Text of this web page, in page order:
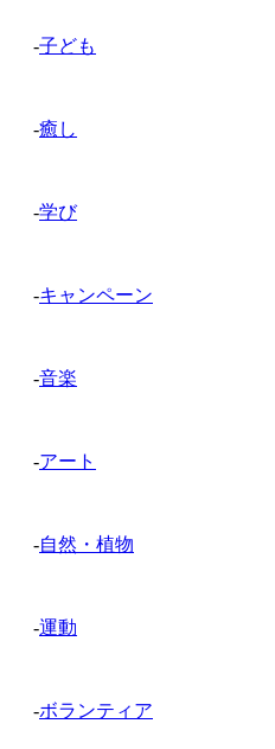
-子ども
-癒し
-学び
-キャンペーン
-音楽
-アート
-自然・植物
-運動
-ボランティア